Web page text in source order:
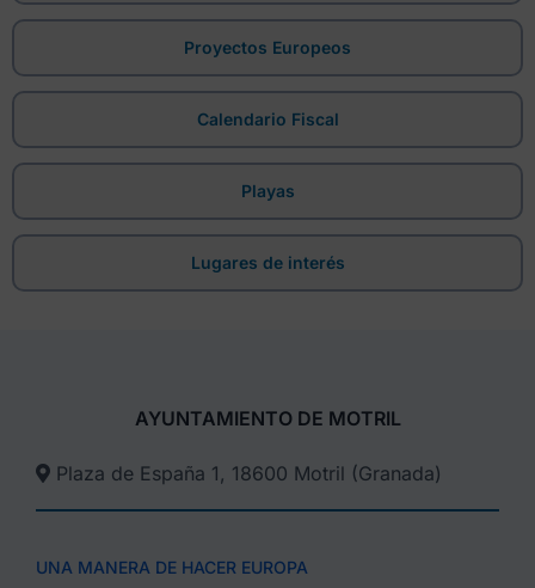
Proyectos Europeos
Calendario Fiscal
Playas
Lugares de interés
AYUNTAMIENTO DE MOTRIL
Plaza de España 1, 18600 Motril (Granada)​
UNA MANERA DE HACER EUROPA